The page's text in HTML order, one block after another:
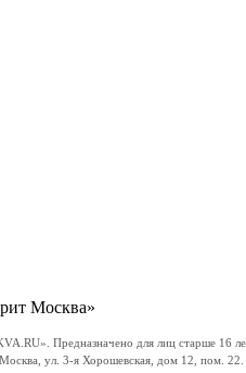
Москва»
Предназначено для лиц старше 16
ул. 3-я Хорошевская, дом 12, пом.